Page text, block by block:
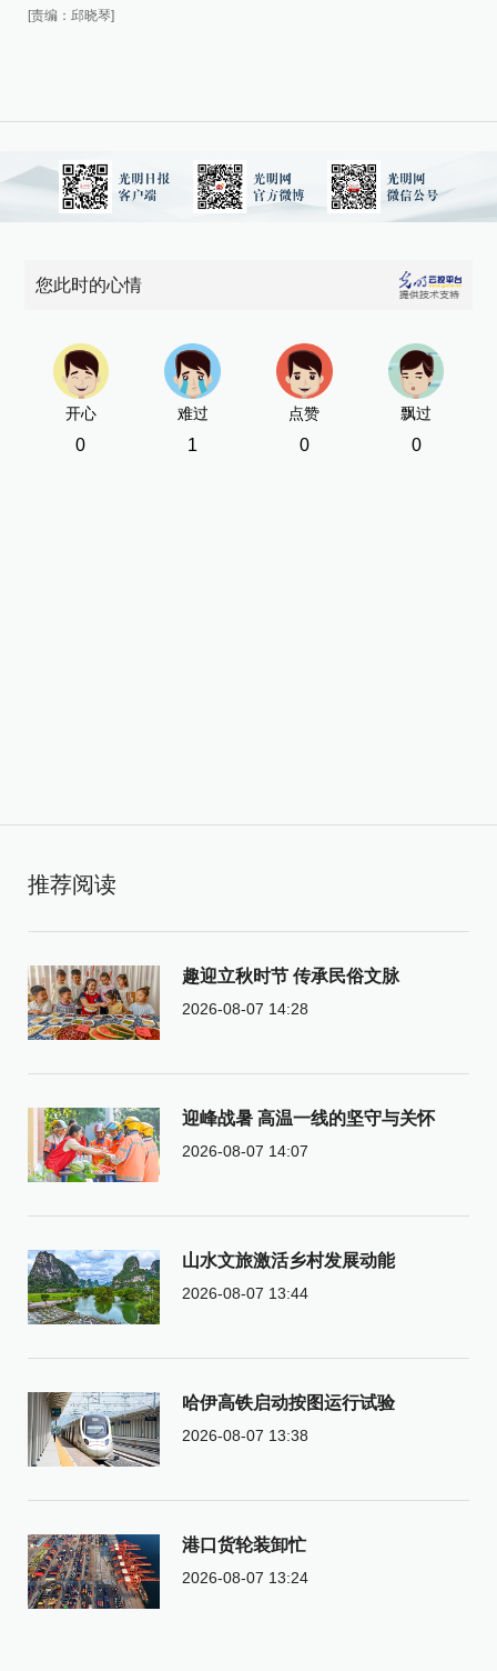
[责编：邱晓琴]
您此时的心情
开心
0
难过
1
点赞
0
飘过
0
推荐阅读
趣迎立秋时节 传承民俗文脉
2026-08-07 14:28
迎峰战暑 高温一线的坚守与关怀
2026-08-07 14:07
山水文旅激活乡村发展动能
2026-08-07 13:44
哈伊高铁启动按图运行试验
2026-08-07 13:38
港口货轮装卸忙
2026-08-07 13:24